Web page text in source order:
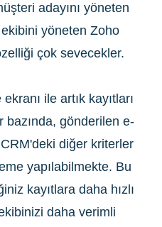
adayını yöneten
yöneten Zoho
çok sevecekler.
ile artık kayıtları
bazında, gönderilen e-
diğer kriterler
yapılabilmekte. Bu
kayıtlara daha hızlı
daha verimli